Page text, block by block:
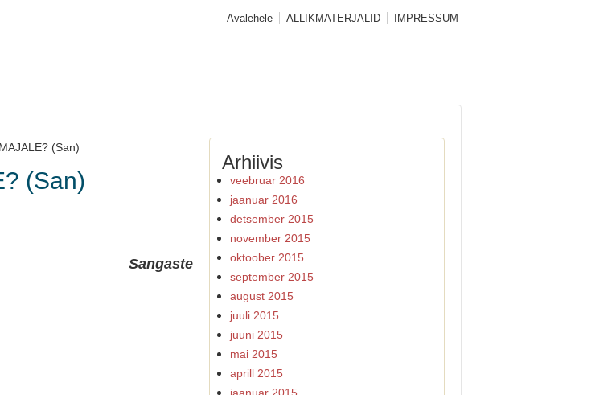
Avalehele ALLIKMATERJALID IMPRESSUM
(San)
(San)
Sangaste
Arhiivis
veebruar 2016
jaanuar 2016
detsember 2015
november 2015
oktoober 2015
september 2015
august 2015
juuli 2015
juuni 2015
mai 2015
aprill 2015